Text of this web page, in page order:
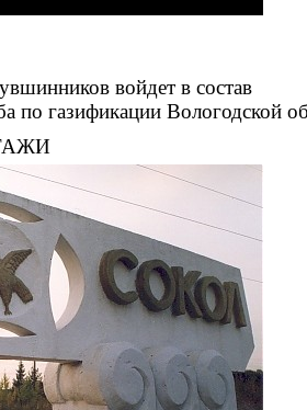
войдет в состав
по газификации Вологодской